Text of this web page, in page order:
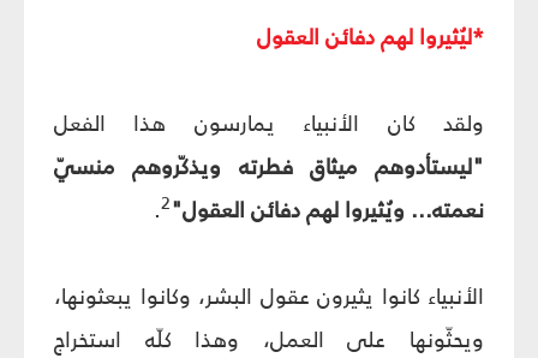
*ليُثيروا لهم دفائن العقول
ولقد كان الأنبياء يمارسون هذا الفعل
"ليستأدوهم ميثاق فطرته ويذكّروهم منسيّ
نعمته... ويُثيروا لهم دفائن العقول"2
.
الأنبياء كانوا يثيرون عقول البشر، وكانوا يبعثونها،
ويحثّونها على العمل، وهذا كلّه استخراج